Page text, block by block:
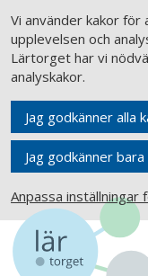
Vi använder kakor
upplevelsen och
Lärtorget har vi
analyskakor.
Jag godkänner alla
Jag godkänner
Anpassa inställningar